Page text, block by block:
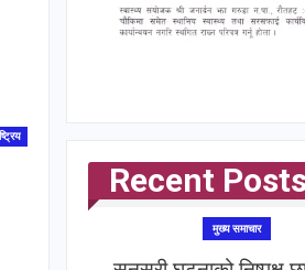
Recent
मुख्य समाचार